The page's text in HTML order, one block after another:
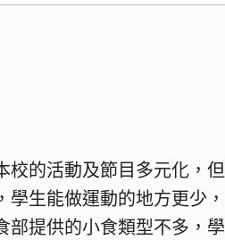
校的活動及節目多元化，但
生能做運動的地方更少，
部提供的小食類型不多，學